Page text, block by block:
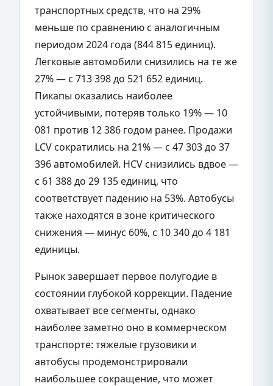
транспортных средств, что на 29%
меньше по сравнению с аналогичным
периодом 2024 года (844 815 единиц).
Легковые автомобили снизились на те же
27% — с 713 398 до 521 652 единиц.
Пикапы оказались наиболее
устойчивыми, потеряв только 19% — 10
081 против 12 386 годом ранее. Продажи
LCV сократились на 21% — с 47 303 до 37
396 автомобилей. HCV снизились вдвое —
с 61 388 до 29 135 единиц, что
соответствует падению на 53%. Автобусы
также находятся в зоне критического
снижения — минус 60%, с 10 340 до 4 181
единицы.
Рынок завершает первое полугодие в
состоянии глубокой коррекции. Падение
охватывает все сегменты, однако
наиболее заметно оно в коммерческом
транспорте: тяжелые грузовики и
автобусы продемонстрировали
наибольшее сокращение, что может